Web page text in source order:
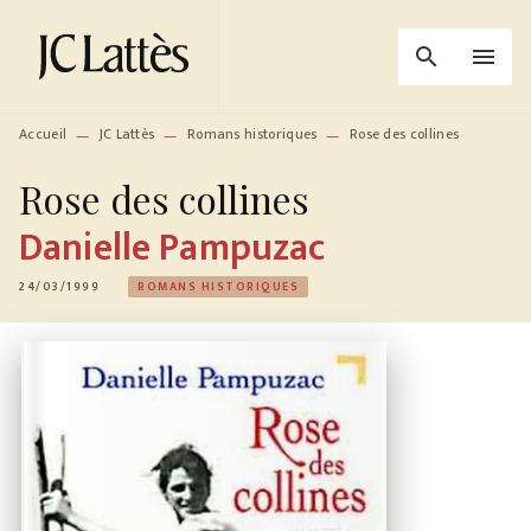
MENU RECHERCHE
PIED DE PAGE
search menu
Accueil — JC Lattès — Romans historiques — Rose des collines
Rose des collines
Danielle Pampuzac
24/03/1999 ROMANS HISTORIQUES